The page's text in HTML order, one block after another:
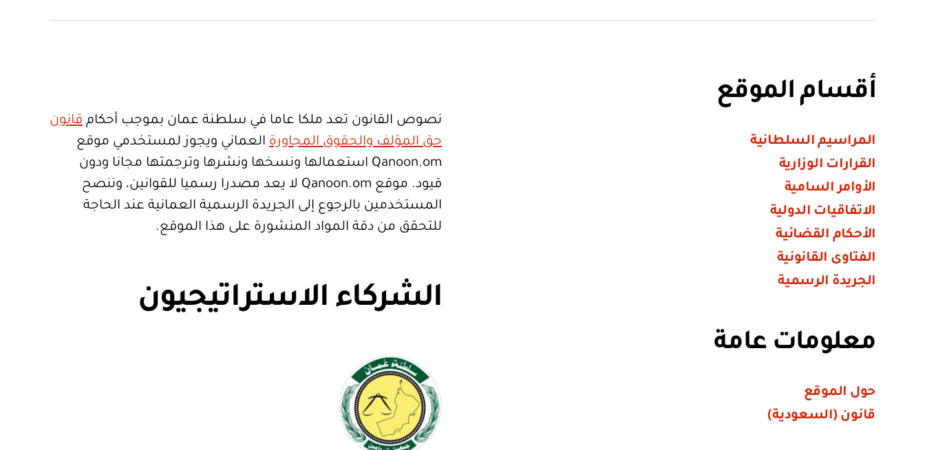
أقسام الموقع
المراسيم السلطانية
القرارات الوزارية
الأوامر السامية
الاتفاقيات الدولية
الأحكام القضائية
الفتاوى القانونية
الجريدة الرسمية
معلومات عامة
حول الموقع
قانون (السعودية)
نصوص القانون تعد ملكا عاما في سلطنة عمان بموجب أحكام قانون
حق المؤلف والحقوق المجاورة العماني ويجوز لمستخدمي موقع
Qanoon.om استعمالها ونسخها ونشرها وترجمتها مجانا ودون
قيود. موقع Qanoon.om لا يعد مصدرا رسميا للقوانين، وننصح
المستخدمين بالرجوع إلى الجريدة الرسمية العمانية عند الحاجة
للتحقق من دقة المواد المنشورة على هذا الموقع.
الشركاء الاستراتيجيون